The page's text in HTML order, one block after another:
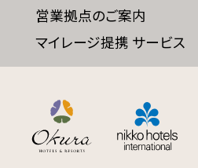
特定商取引法に基づく表記
営業拠点のご案内
マイレージ提携 サービス